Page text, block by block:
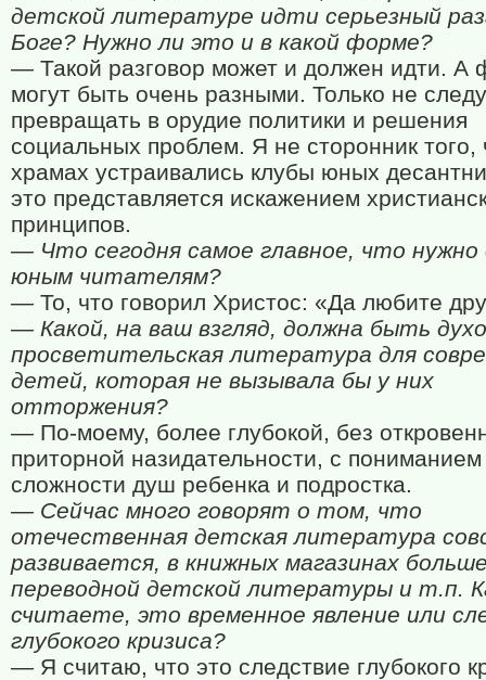
детской литературе идти серьезный
Боге? Нужно ли это и в какой форме?
— Такой разговор может и должен идти. А
могут быть очень разными. Только не
превращать в орудие политики и решения
социальных проблем. Я не сторонник того,
храмах устраивались клубы юных
это представляется искажением
принципов.
— Что сегодня самое главное, что нужно
юным читателям?
— То, что говорил Христос: «Да любите
— Какой, на ваш взгляд, должна быть
просветительская литература для
детей, которая не вызывала бы у них
отторжения?
— По-моему, более глубокой, без
приторной назидательности, с пониманием
сложности душ ребенка и подростка.
— Сейчас много говорят о том, что
отечественная детская литература
развивается, в книжных магазинах
переводной детской литературы и т.п.
считаете, это временное явление или
глубокого кризиса?
— Я считаю, что это следствие глубокого